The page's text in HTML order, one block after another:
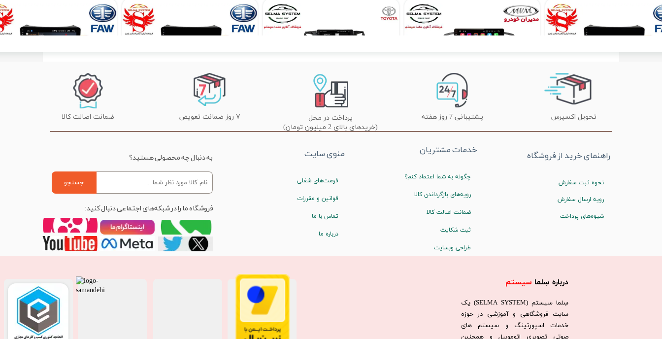
۱۲,۹۰۰,۰۰۰ تومان
مانیتور فابریک بسترن B50 اندرویدی فولتاچ مدل PM
۱۲,۹۰۰,۰۰۰ تومان
مانیتور فابریک اندروید هایلوکس مانیتور فابریک ام وی ام 550 MVM 550 اندروید مانیتور فابریک اینفینیتی بسترن B50 اندروید فولتاچ مدل Pro
۱۵,۹۰۰,۰۰۰ تومان
درباره سِلما سیستم​​​​​​​
سِلما سيستم (SELMA SYSTEM) یک
سایت فروشگاهی و آموزشی در حوزه
خدمات اسپورتینگ و سیستم های
صوتی تصویری اتوموبیل و همچنین
تحویل اکسپرس پشتیبانی 7 روز هفته
پرداخت در محل
(خریدهای بالای 2 میلیون تومان)
۷ روز ضمانت تعویض ضمانت اصالت کالا
راهنمای خرید از فروشگاه
نحوه ثبت سفارش
رویه ارسال سفارش
شیوه‌های پرداخت
خدمات مشتریان
چگونه به شما اعتماد کنم؟
رویه‌های بازگرداندن کالا
ضمانت اصالت کالا
ثبت شکایت
طراحی وبسایت
منوی سایت
فرصت‌های شغلی
قوانین و مقررات
تماس با ما
درباره ما
به دنبال چه محصولی هستید؟
جستجو
فروشگاه ما را در شبکه‌های اجتماعی دنبال کنید: